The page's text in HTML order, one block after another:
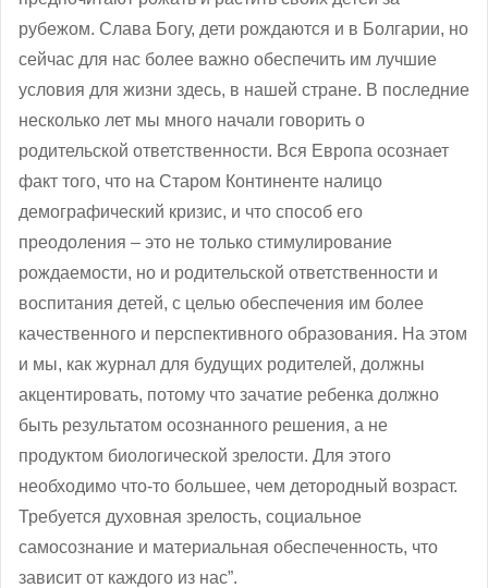
рубежом. Слава Богу, дети рождаются и в Болгарии, но
сейчас для нас более важно обеспечить им лучшие
условия для жизни здесь, в нашей стране. В последние
несколько лет мы много начали говорить о
родительской ответственности. Вся Европа осознает
факт того, что на Старом Континенте налицо
демографический кризис, и что способ его
преодоления – это не только стимулирование
рождаемости, но и родительской ответственности и
воспитания детей, с целью обеспечения им более
качественного и перспективного образования. На этом
и мы, как журнал для будущих родителей, должны
акцентировать, потому что зачатие ребенка должно
быть результатом осознанного решения, а не
продуктом биологической зрелости. Для этого
необходимо что-то большее, чем детородный возраст.
Требуется духовная зрелость, социальное
самосознание и материальная обеспеченность, что
зависит от каждого из нас”.